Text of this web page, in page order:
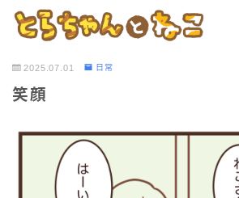
2025.07.01 日常
笑顔